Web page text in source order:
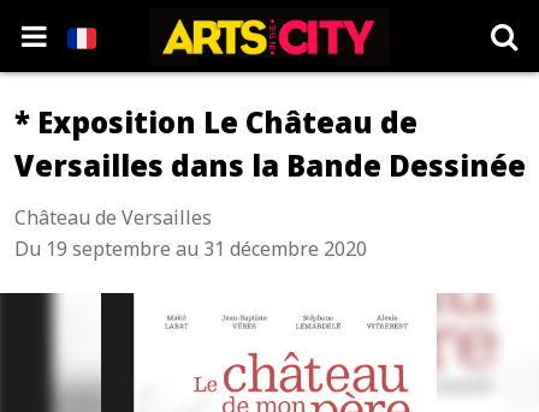
* Exposition Le Château de
Versailles dans la Bande Dessinée
Château de Versailles
Du 19 septembre au 31 décembre 2020